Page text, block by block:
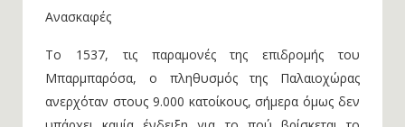
Ανασκαφές
Το 1537, τις παραμονές της επιδρομής του
Μπαρμπαρόσα, ο πληθυσμός της Παλαιοχώρας
ανερχόταν στους 9.000 κατοίκους, σήμερα όμως δεν